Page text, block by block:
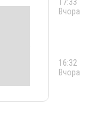
Вчора
16:32
Вчора